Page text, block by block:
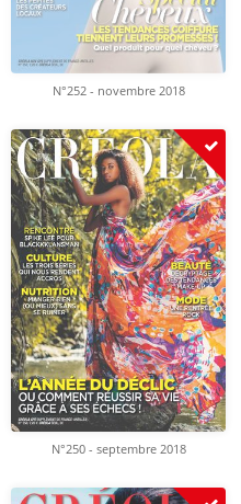
N°252 - novembre 2018
N°250 - septembre 2018